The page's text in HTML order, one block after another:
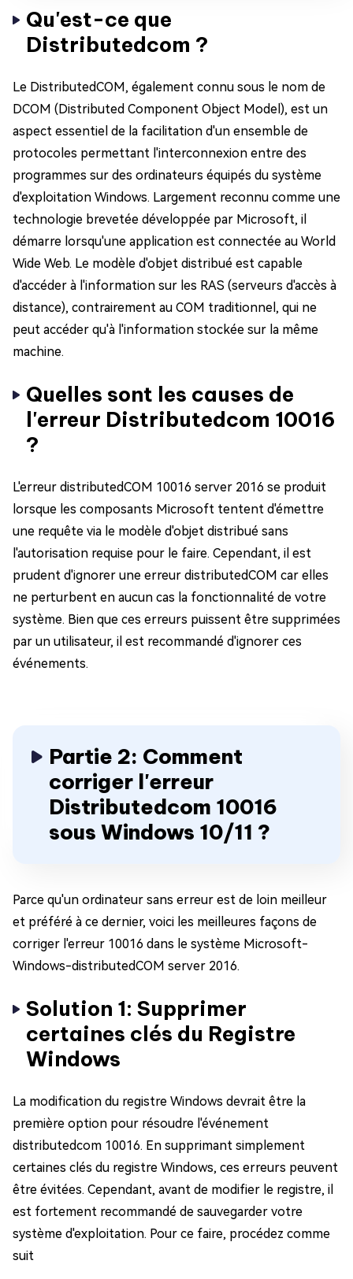
Qu'est-ce que
Distributedcom ?
Le DistributedCOM, également connu sous le nom de
DCOM (Distributed Component Object Model), est un
aspect essentiel de la facilitation d'un ensemble de
protocoles permettant l'interconnexion entre des
programmes sur des ordinateurs équipés du système
d'exploitation Windows. Largement reconnu comme une
technologie brevetée développée par Microsoft, il
démarre lorsqu'une application est connectée au World
Wide Web. Le modèle d'objet distribué est capable
d'accéder à l'information sur les RAS (serveurs d'accès à
distance), contrairement au COM traditionnel, qui ne
peut accéder qu'à l'information stockée sur la même
machine.
Quelles sont les causes de
l'erreur Distributedcom 10016
?
L'erreur distributedCOM 10016 server 2016 se produit
lorsque les composants Microsoft tentent d'émettre
une requête via le modèle d'objet distribué sans
l'autorisation requise pour le faire. Cependant, il est
prudent d'ignorer une erreur distributedCOM car elles
ne perturbent en aucun cas la fonctionnalité de votre
système. Bien que ces erreurs puissent être supprimées
par un utilisateur, il est recommandé d'ignorer ces
événements.
Partie 2: Comment
corriger l'erreur
Distributedcom 10016
sous Windows 10/11 ?
Parce qu'un ordinateur sans erreur est de loin meilleur
et préféré à ce dernier, voici les meilleures façons de
corriger l'erreur 10016 dans le système Microsoft-
Windows-distributedCOM server 2016.
Solution 1: Supprimer
certaines clés du Registre
Windows
La modification du registre Windows devrait être la
première option pour résoudre l'événement
distributedcom 10016. En supprimant simplement
certaines clés du registre Windows, ces erreurs peuvent
être évitées. Cependant, avant de modifier le registre, il
est fortement recommandé de sauvegarder votre
système d'exploitation. Pour ce faire, procédez comme
suit